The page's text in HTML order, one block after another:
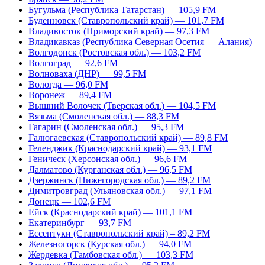
Бугульма (Республика Татарстан) — 105,9 FM
Буденновск (Ставропольский край) — 101,7 FM
Владивосток (Приморский край) — 97,3 FM
Владикавказ (Республика Северная Осетия — Алания)
Волгодонск (Ростовская обл.) — 103,2 FM
Волгоград — 92,6 FM
Волноваха (ДНР) — 99,5 FM
Вологда — 96,0 FM
Воронеж — 89,4 FM
Вышний Волочек (Тверская обл.) — 104,5 FM
Вязьма (Смоленская обл.) — 88,3 FM
Гагарин (Смоленская обл.) — 95,3 FM
Галюгаевская (Ставропольский край) — 89,8 FM
Геленджик (Краснодарский край) — 93,1 FM
Геническ (Херсонская обл.) — 96,6 FM
Далматово (Курганская обл.) — 96,5 FM
Дзержинск (Нижегородская обл.) — 89,2 FM
Димитровград (Ульяновская обл.) — 97,1 FM
Донецк — 102,6 FM
Ейск (Краснодарский край) — 101,1 FM
Екатеринбург — 93,7 FM
Ессентуки (Ставропольский край) – 89,2 FM
Железногорск (Курская обл.) — 94,0 FM
Жердевка (Тамбовская обл.) — 103,3 FM